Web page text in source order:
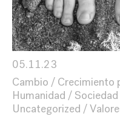
05.11.23
Cambio
Crecimiento
Humanidad
Sociedad
Uncategorized